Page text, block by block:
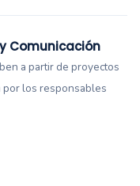
Comunicación
a partir de proyectos
por los responsables